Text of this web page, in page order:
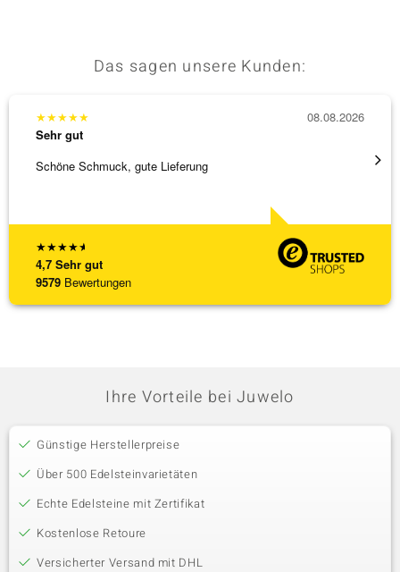
Das sagen unsere Kunden:
★★★★★
4,7 Sehr gut
9579 Bewertungen
★★★★★
Sehr gut
Schöne Schmuck, gute Lieferung
08.08.2026
Ihre Vorteile bei Juwelo
Günstige Herstellerpreise
Über 500 Edelsteinvarietäten
Echte Edelsteine mit Zertifikat
Kostenlose Retoure
Versicherter Versand mit DHL